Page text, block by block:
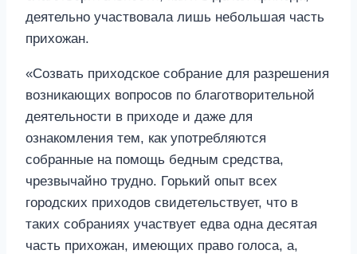
деятельно участвовала лишь небольшая часть
прихожан.
«Созвать приходское собрание для разрешения
возникающих вопросов по благотворительной
деятельности в приходе и даже для
ознакомления тем, как употребляются
собранные на помощь бедным средства,
чрезвычайно трудно. Горький опыт всех
городских приходов свидетельствует, что в
таких собраниях участвует едва одна десятая
часть прихожан, имеющих право голоса, а,